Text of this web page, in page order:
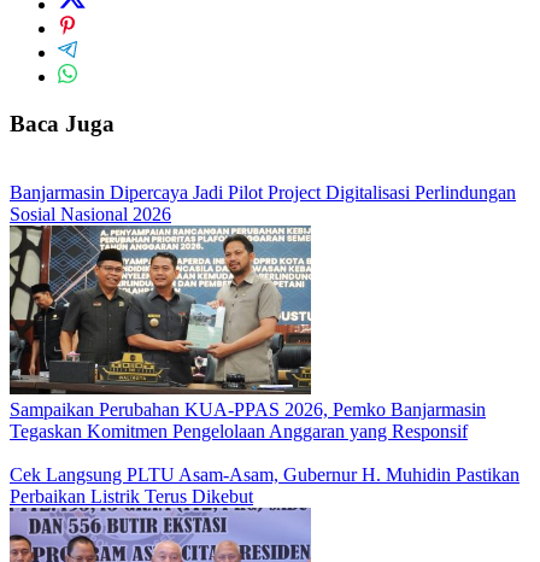
Baca Juga
Banjarmasin Dipercaya Jadi Pilot Project Digitalisasi Perlindungan
Sosial Nasional 2026
Sampaikan Perubahan KUA-PPAS 2026, Pemko Banjarmasin
Tegaskan Komitmen Pengelolaan Anggaran yang Responsif
Cek Langsung PLTU Asam-Asam, Gubernur H. Muhidin Pastikan
Perbaikan Listrik Terus Dikebut